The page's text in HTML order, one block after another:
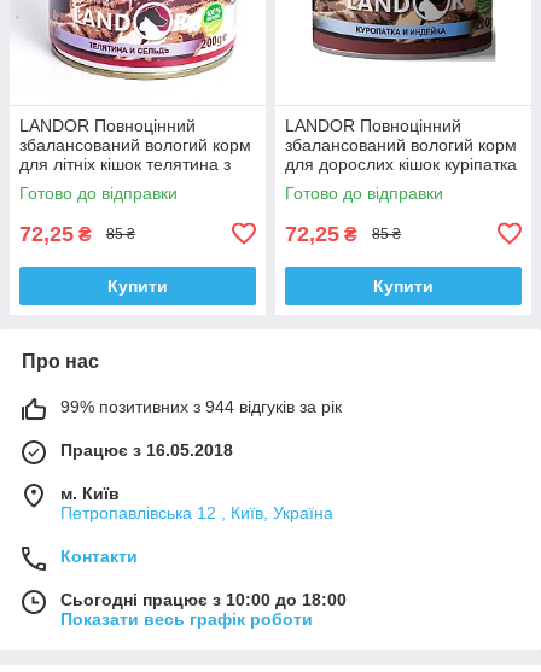
LANDOR Повноцінний
збалансований вологий корм
для літніх кішок телятина з
оселедцем 0,2 кг
Готово до відправки
72,25 ₴ 85 ₴
Купити
LANDOR Повноцінний
збалансований вологий корм
для дорослих кішок куріпатка
з індичкою 0,2 кг
Готово до відправки
72,25 ₴ 85 ₴
Купити
Про нас
99% позитивних з 944 відгуків за рік
Працює з 16.05.2018
м. Київ
Петропавлівська 12 , Київ, Україна
Контакти
Сьогодні працює з 10:00 до 18:00
Показати весь графік роботи